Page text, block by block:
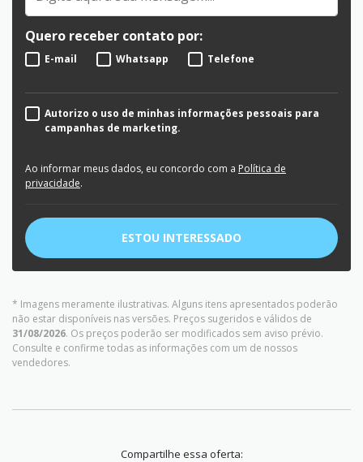
Quero receber contato por:
E-mail Whatsapp Telefone
Autorizo o uso de minhas informações pessoais para
campanhas de marketing.
Ao informar meus dados, eu concordo com a Política de
privacidade.
ESTOU INTERESSADO
* Imagens meramente ilustrativas. Alguns itens apresentados poderão
não estar disponíveis nas versões. Preços sugeridos e válidos de
31/08/2026. Os preços poderão ser modificados sem aviso prévio.
Consulte e confirme todas as informações com um de nossos
vendedores.
Compartilhe essa oferta: